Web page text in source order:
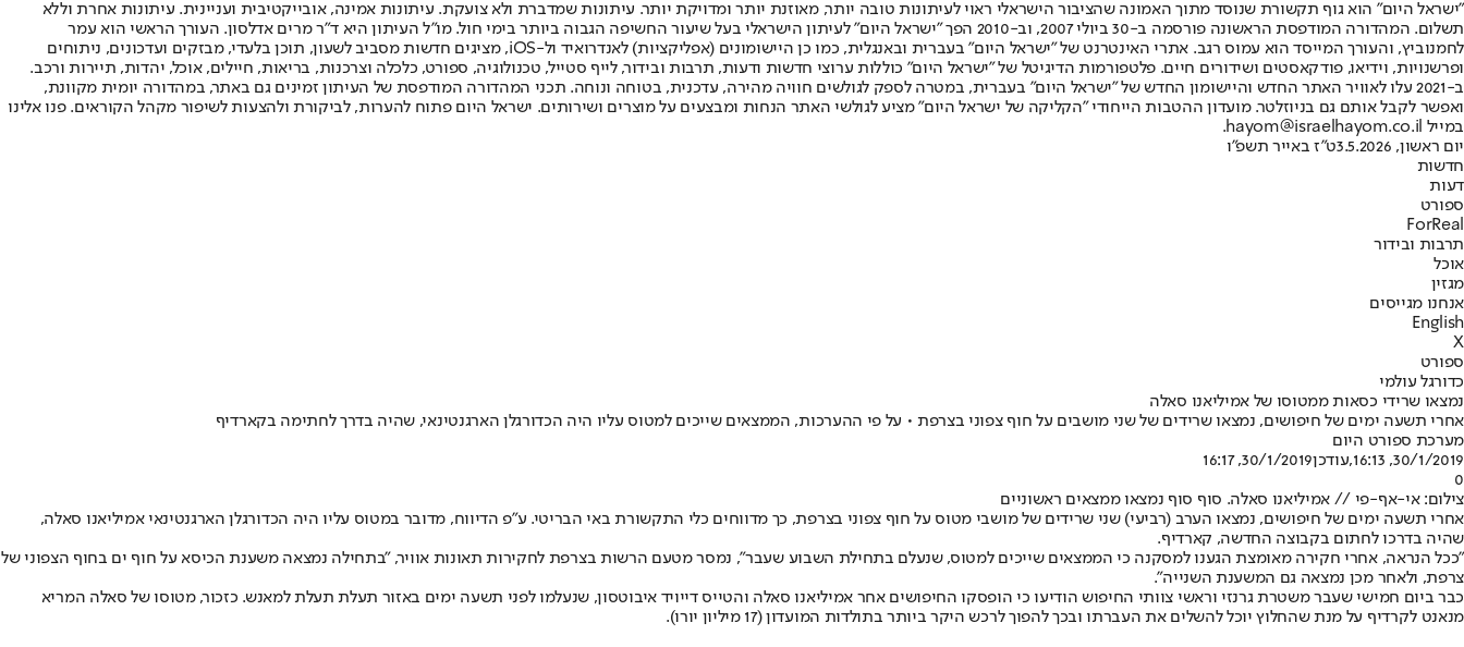
"ישראל היום" הוא גוף תקשורת שנוסד מתוך האמונה שהציבור הישראלי ראוי לעיתונות טובה יותר, מאוזנת יותר ומדויקת יותר. עיתונות שמדברת ולא צועקת. עיתונות אמינה, אובייקטיבית ועניינית. עיתונות אחרת וללא
תשלום. המהדורה המודפסת הראשונה פורסמה ב-30 ביולי 2007, וב-2010 הפך "ישראל היום" לעיתון הישראלי בעל שיעור החשיפה הגבוה ביותר בימי חול. מו"ל העיתון היא ד"ר מרים אדלסון. העורך הראשי הוא עמר
לחמנוביץ, והעורך המייסד הוא עמוס רגב. אתרי האינטרנט של "ישראל היום" בעברית ובאנגלית, כמו כן היישומונים (אפליקציות) לאנדרואיד ול-iOS, מציגים חדשות מסביב לשעון, תוכן בלעדי, מבזקים ועדכונים, ניתוחים
ופרשנויות, וידיאו, פודקאסטים ושידורים חיים. פלטפורמות הדיגיטל של "ישראל היום" כוללות ערוצי חדשות ודעות, תרבות ובידור, לייף סטייל, טכנולוגיה, ספורט, כלכלה וצרכנות, בריאות, חיילים, אוכל, יהדות, תיירות ורכב.
ב-2021 עלו לאוויר האתר החדש והיישומון החדש של "ישראל היום" בעברית, במטרה לספק לגולשים חוויה מהירה, עדכנית, בטוחה ונוחה. תכני המהדורה המודפסת של העיתון זמינים גם באתר, במהדורה יומית מקוונת,
ואפשר לקבל אותם גם בניוזלטר. מועדון ההטבות הייחודי "הקליקה של ישראל היום" מציע לגולשי האתר הנחות ומבצעים על מוצרים ושירותים. ישראל היום פתוח להערות, לביקורת ולהצעות לשיפור מקהל הקוראים. פנו אלינו
במייל hayom@israelhayom.co.il.
יום ראשון, 3.5.2026
ט"ז באייר תשפ"ו
חדשות
דעות
ספורט
ForReal
תרבות ובידור
אוכל
מגזין
אנחנו מגייסים
English
X
ספורט
כדורגל עולמי
נמצאו שרידי כסאות ממטוסו של אמיליאנו סאלה
אחרי תשעה ימים של חיפושים, נמצאו שרידים של שני מושבים על חוף צפוני בצרפת • על פי ההערכות, הממצאים שייכים למטוס עליו היה הכדורגלן הארגנטינאי, שהיה בדרך לחתימה בקארדיף
מערכת ספורט היום
30/1/2019, 16:13
,עודכן30/1/2019, 16:17
0
צילום: אי-אף-פי // אמיליאנו סאלה. סוף סוף נמצאו ממצאים ראשוניים
אחרי תשעה ימים של חיפושים, נמצאו הערב (רביעי) שני שרידים של מושבי מטוס על חוף צפוני בצרפת, כך מדווחים כלי התקשורת באי הבריטי. ע"פ הדיווח, מדובר במטוס עליו היה הכדורגלן הארגנטינאי אמיליאנו סאלה,
שהיה בדרכו לחתום בקבוצה החדשה, קארדיף.
"ככל הנראה, אחרי חקירה מאומצת הגענו למסקנה כי הממצאים שייכים למטוס, שנעלם בתחילת השבוע שעבר", נמסר מטעם הרשות בצרפת לחקירות תאונות אוויר, "בתחילה נמצאה משענת הכיסא על חוף ים בחוף הצפוני של
צרפת, ולאחר מכן נמצאה גם המשענת השנייה".
כבר ביום חמישי שעבר משטרת גרנזי וראשי צוותי החיפוש הודיעו כי הופסקו החיפושים אחר אמיליאנו סאלה והטייס דייויד איבוטסון, שנעלמו לפני תשעה ימים באזור תעלת תעלת למאנש. כזכור, מטוסו של סאלה המריא
מנאנט לקרדיף על מנת שהחלוץ יוכל להשלים את העברתו ובכך להפוך לרכש היקר ביותר בתולדות המועדון (17 מיליון יורו).